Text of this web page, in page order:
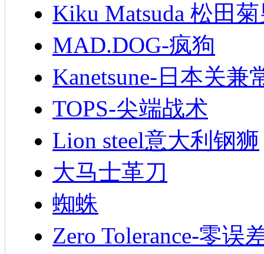
Kiku Matsuda 松田
MAD.DOG-疯狗
Kanetsune-日本关兼
TOPS-尖端战术
Lion steel意大利钢狮
大马士革刀
蜘蛛
Zero Tolerance-零误